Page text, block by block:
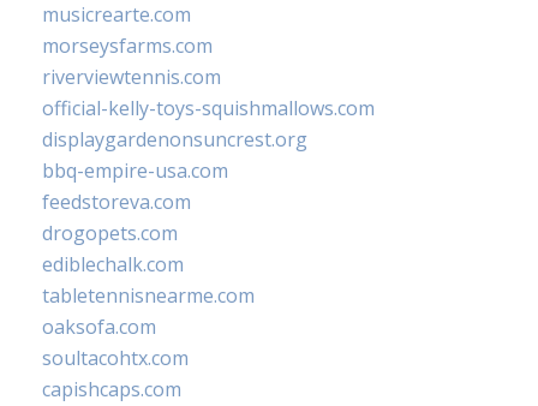
musicrearte.com
morseysfarms.com
riverviewtennis.com
official-kelly-toys-squishmallows.com
displaygardenonsuncrest.org
bbq-empire-usa.com
feedstoreva.com
drogopets.com
ediblechalk.com
tabletennisnearme.com
oaksofa.com
soultacohtx.com
capishcaps.com